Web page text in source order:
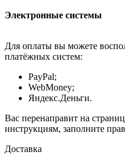
Электронные системы
Для оплаты вы можете
платёжных систем:
PayPal;
WebMoney;
Яндекс.Деньги.
Вас перенаправит на
инструкциям, заполните
Доставка